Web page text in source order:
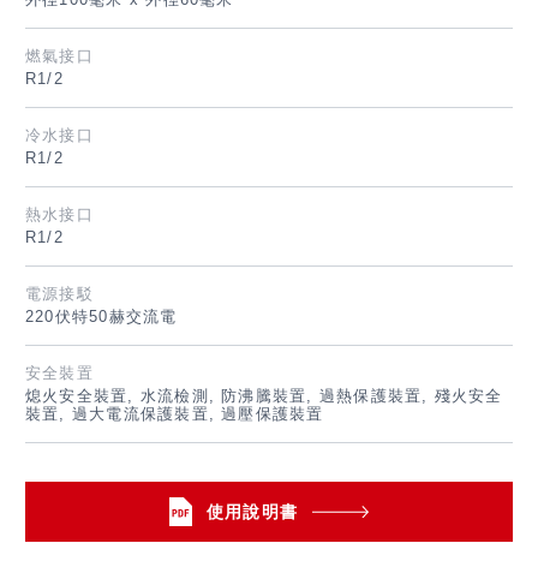
燃氣接口
R1/2
冷水接口
R1/2
熱水接口
R1/2
電源接駁
220伏特50赫交流電
安全裝置
熄火安全裝置, 水流檢測, 防沸騰裝置, 過熱保護裝置, 殘火安全
裝置, 過大電流保護裝置, 過壓保護裝置
使用說明書